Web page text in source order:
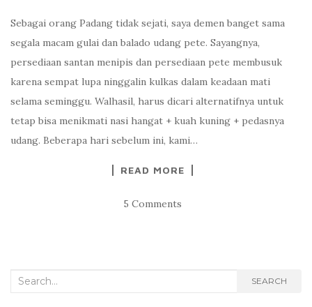
Sebagai orang Padang tidak sejati, saya demen banget sama
segala macam gulai dan balado udang pete. Sayangnya,
persediaan santan menipis dan persediaan pete membusuk
karena sempat lupa ninggalin kulkas dalam keadaan mati
selama seminggu. Walhasil, harus dicari alternatifnya untuk
tetap bisa menikmati nasi hangat + kuah kuning + pedasnya
udang. Beberapa hari sebelum ini, kami…
READ MORE
5 Comments
Search for: SEARCH